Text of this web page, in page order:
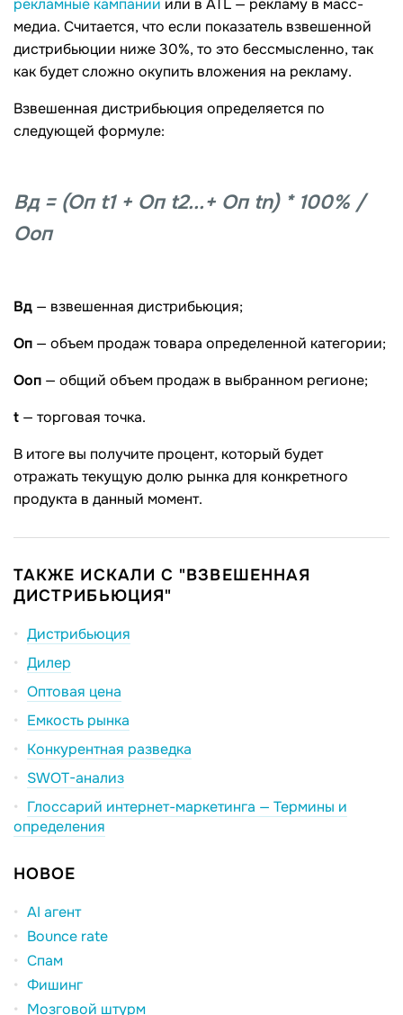
рекламные кампании или в ATL — рекламу в масс-
медиа. Считается, что если показатель взвешенной
дистрибьюции ниже 30%, то это бессмысленно, так
как будет сложно окупить вложения на рекламу.
Взвешенная дистрибьюция определяется по
следующей формуле:
Вд = (Оп t1 + Оп t2...+ Оп tn) * 100% /
Ооп
Вд — взвешенная дистрибьюция;
Оп — объем продаж товара определенной категории;
Ооп — общий объем продаж в выбранном регионе;
t — торговая точка.
В итоге вы получите процент, который будет
отражать текущую долю рынка для конкретного
продукта в данный момент.
ТАКЖЕ ИСКАЛИ С "ВЗВЕШЕННАЯ
ДИСТРИБЬЮЦИЯ"
Дистрибьюция
Дилер
Оптовая цена
Емкость рынка
Конкурентная разведка
SWOT-анализ
Глоссарий интернет-маркетинга — Термины и
определения
НОВОЕ
AI агент
Bounce rate
Спам
Фишинг
Мозговой штурм